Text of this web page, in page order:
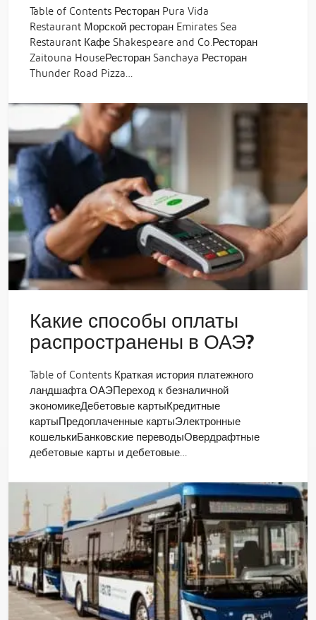
Table of Contents Ресторан Pura Vida
Restaurant Морской ресторан Emirates Sea
Restaurant Кафе Shakespeare and Co.Ресторан
Zaitouna HouseРесторан Sanchaya Ресторан
Thunder Road Pizza…
Какие способы оплаты
распространены в ОАЭ?
Table of Contents Краткая история платежного
ландшафта ОАЭПереход к безналичной
экономикеДебетовые картыКредитные
картыПредоплаченные картыЭлектронные
кошелькиБанковские переводыОвердрафтные
дебетовые карты и дебетовые…